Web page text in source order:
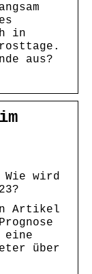
in
aus?
wird
Artikel
eine
über